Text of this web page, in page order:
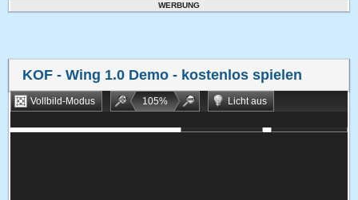
WERBUNG
KOF - Wing 1.0 Demo - kostenlos spielen
Vollbild-Modus 105%
Licht aus